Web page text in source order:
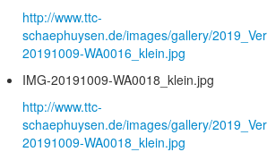
http://www.ttc-
schaephuysen.de/images/gallery/
20191009-WA0016_klein.jpg
IMG-20191009-WA0018_klein.jpg
http://www.ttc-
schaephuysen.de/images/gallery/
20191009-WA0018_klein.jpg